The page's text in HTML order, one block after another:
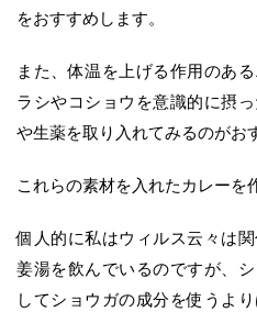
をおすすめします。
また、体温を上げる作用のあ
ラシやコショウを意識的に摂
や生薬を取り入れてみるのがお
これらの素材を入れたカレーを
個人的に私はウィルス云々は
姜湯を飲んでいるのですが、
してショウガの成分を使うよ